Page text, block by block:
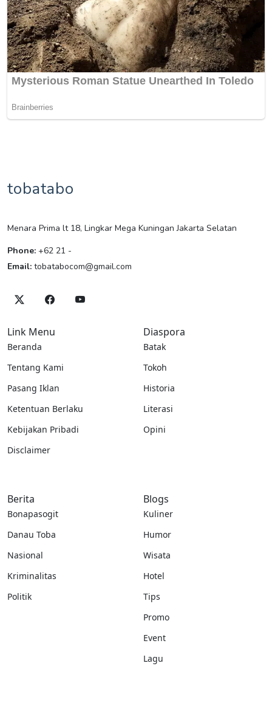
tobatabo
Menara Prima lt 18, Lingkar Mega Kuningan Jakarta Selatan
Phone: +62 21 -
Email: tobatabocom@gmail.com
Link Menu
Beranda
Tentang Kami
Pasang Iklan
Ketentuan Berlaku
Kebijakan Pribadi
Disclaimer
Diaspora
Batak
Tokoh
Historia
Literasi
Opini
Berita
Bonapasogit
Danau Toba
Nasional
Kriminalitas
Politik
Blogs
Kuliner
Humor
Wisata
Hotel
Tips
Promo
Event
Lagu